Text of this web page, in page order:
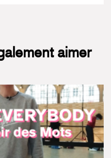
aimer